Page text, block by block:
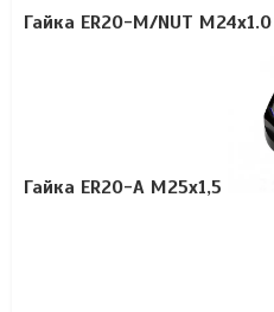
Гайка ER20-M/NUT М24х1.0
Гайка ER20-A М25х1,5